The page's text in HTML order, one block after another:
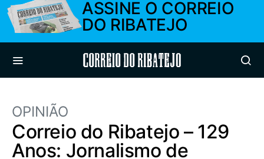
ASSINE O CORREIO
DO RIBATEJO
Correio do Ribatejo
OPINIÃO
Correio do Ribatejo – 129
Anos: Jornalismo de